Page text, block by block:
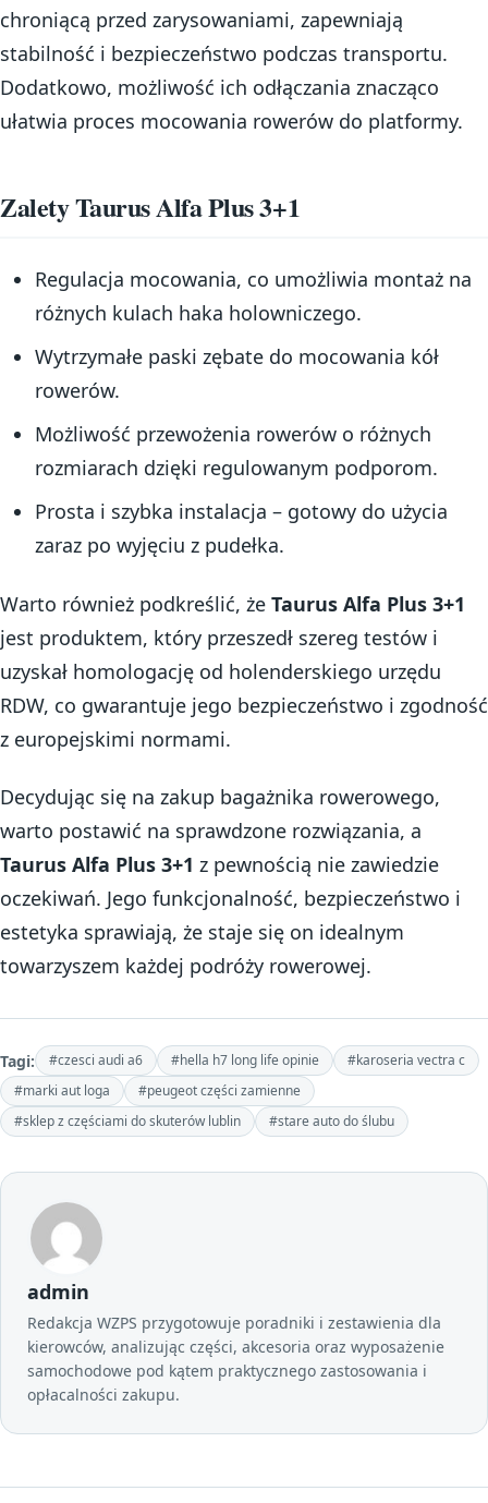
chroniącą przed zarysowaniami, zapewniają
stabilność i bezpieczeństwo podczas transportu.
Dodatkowo, możliwość ich odłączania znacząco
ułatwia proces mocowania rowerów do platformy.
Zalety Taurus Alfa Plus 3+1
Regulacja mocowania, co umożliwia montaż na
różnych kulach haka holowniczego.
Wytrzymałe paski zębate do mocowania kół
rowerów.
Możliwość przewożenia rowerów o różnych
rozmiarach dzięki regulowanym podporom.
Prosta i szybka instalacja – gotowy do użycia
zaraz po wyjęciu z pudełka.
Warto również podkreślić, że Taurus Alfa Plus 3+1
jest produktem, który przeszedł szereg testów i
uzyskał homologację od holenderskiego urzędu
RDW, co gwarantuje jego bezpieczeństwo i zgodność
z europejskimi normami.
Decydując się na zakup bagażnika rowerowego,
warto postawić na sprawdzone rozwiązania, a
Taurus Alfa Plus 3+1 z pewnością nie zawiedzie
oczekiwań. Jego funkcjonalność, bezpieczeństwo i
estetyka sprawiają, że staje się on idealnym
towarzyszem każdej podróży rowerowej.
Tagi: #czesci audi a6 #hella h7 long life opinie
#karoseria vectra c
#marki aut loga
#peugeot części zamienne
#sklep z częściami do skuterów lublin
#stare auto do ślubu
admin
Redakcja WZPS przygotowuje poradniki i zestawienia dla
kierowców, analizując części, akcesoria oraz wyposażenie
samochodowe pod kątem praktycznego zastosowania i
opłacalności zakupu.